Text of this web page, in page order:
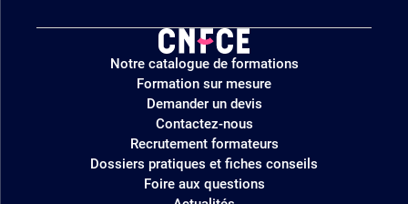
Logo
site
Notre catalogue de formations
Formation sur mesure
Demander un devis
Contactez-nous
Recrutement formateurs
Dossiers pratiques et fiches conseils
Foire aux questions